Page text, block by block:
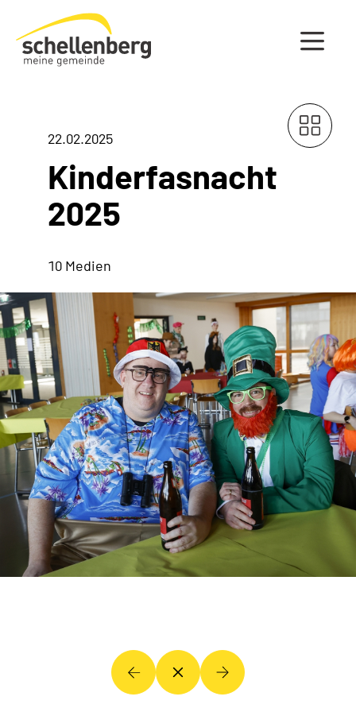
Gemeinde Schellenberg Startseite
22.02.2025
Kinderfasnacht
2025
10 Medien